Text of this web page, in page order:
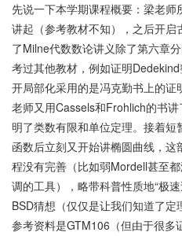
先说一下本学期课程概要：梁老
讲起（参考教材不知），之后开
了Milne代数数论讲义除了第六章
考过其他教材，例如证明
开局部化采用的是冯克勤书上的证
老师又用Cassels和Frohlich的书
明了类数有限和单位定理。接着
函数后立刻又开始讲椭圆曲线，
程没有完善（比如弱Mordell甚至
调的工具），略带科普性质地“极
BSD猜想（仅仅是让我们知道了
参考资料是GTM106（但由于很多